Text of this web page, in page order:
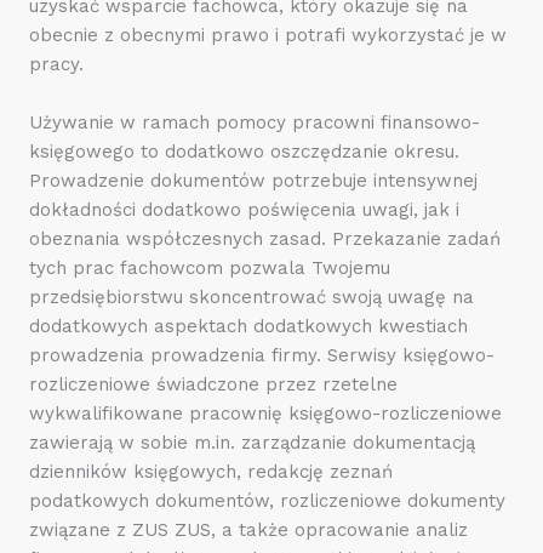
uzyskać wsparcie fachowca, który okazuje się na
obecnie z obecnymi prawo i potrafi wykorzystać je w
pracy.
Używanie w ramach pomocy pracowni finansowo-
księgowego to dodatkowo oszczędzanie okresu.
Prowadzenie dokumentów potrzebuje intensywnej
dokładności dodatkowo poświęcenia uwagi, jak i
obeznania współczesnych zasad. Przekazanie zadań
tych prac fachowcom pozwala Twojemu
przedsiębiorstwu skoncentrować swoją uwagę na
dodatkowych aspektach dodatkowych kwestiach
prowadzenia prowadzenia firmy. Serwisy księgowo-
rozliczeniowe świadczone przez rzetelne
wykwalifikowane pracownię księgowo-rozliczeniowe
zawierają w sobie m.in. zarządzanie dokumentacją
dzienników księgowych, redakcję zeznań
podatkowych dokumentów, rozliczeniowe dokumenty
związane z ZUS ZUS, a także opracowanie analiz